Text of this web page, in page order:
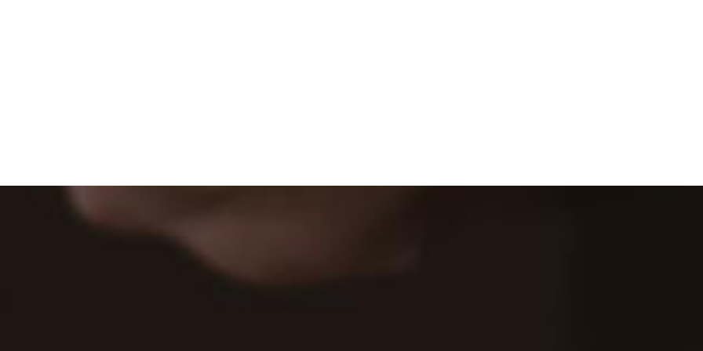
모두가 우리와 함께합니다.